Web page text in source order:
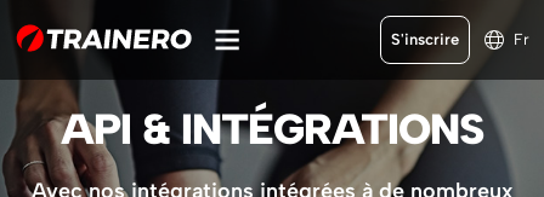
S'inscrire Fr
API & INTÉGRATIONS
Avec nos intégrations intégrées à de nombreux